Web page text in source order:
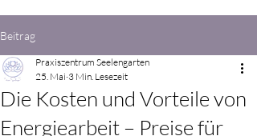
Beitrag
Die Kosten und Vorteile von
Energiearbeit – Preise für
Praxiszentrum Seelengarten
25. Mai 3 Min. Lesezeit